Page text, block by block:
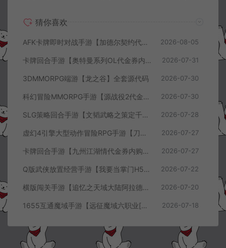
猜你喜欢
AFK卡牌即时对战手游【加德尔契约代金券内购修复版】8月最新整理Linux手工服务端+前后端全套源码+CDK授权后台+安卓苹果双端+详细搭建教程+视频教程 2026-08-05
卡牌回合手游【奥特曼系列OL代金券内购闪耀金兔多区版】7月最新整理Linux手工服务端+加解密工具+CDK授权后台+安卓+详细搭建教程+视频教程 2026-07-31
3DMMORPG端游【龙之谷】全套源代码 2026-07-30
科幻冒险MMORPG手游【源战役2代金券内购开区版】7月最新整理Linux手工服务端+配套源码+多功能管理后台+支付后台+CDK授权后台+安卓+详细搭建教程+视频教程 2026-07-30
SLG策略回合手游【文韬武略之策定千军代金券内购版】7月最新整理Linux手工服务端+前后端全套源码+管理后台+CDK授权后台+PC安卓+详细搭建教程+视频教程 2026-07-28
虚幻4引擎大型动作冒险RPG手游【刀锋战记2-邪恶回归】7月最新整理Linux手工服务端+全套前后端源码+管理后台+CDK授权后台+PC安卓苹果+详细搭建教程+视频教程 2026-07-27
卡牌回合手游【九州江湖情代金券内购版】7月最新整理Linux手工服务端+CDK授权后台+安卓苹果双端+详细搭建教程+视频教程 2026-07-27
Q版武侠放置经营手游【我要当掌门H5代金券内购版】7月最新整理Linux手工服务端+全套前后端源码+CDK授权后台+H5安卓苹果三端+详细搭建教程+视频教程 2026-07-22
横版闯关手游【追忆之天域大陆阿拉德[60帧]】7月最新整理Linux手工服务端+客户端源码+管理后台+GM授权后台+安卓苹果双端+详细搭建教程+视频教程 2026-07-20
1655互通魔域手游【远征魔域六职业[神75]】7月最新整理Win半手工服务端+攻略文档+GM工具+安卓+详细搭建教程+视频教程 2026-07-18